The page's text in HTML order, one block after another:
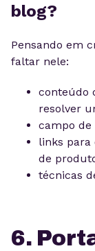
blog?
Pensando em
faltar nele:
conteúdo
resolver
campo de
links para
de
técnicas
6.